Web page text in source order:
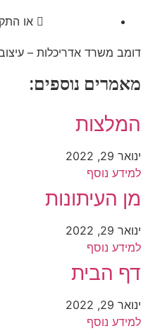
או התקשרו:
דומב משרד אדריכלות – עיצוב בית
מאמרים נוספים:
המלצות
ינואר 29, 2022
למידע נוסף
מן העיתונות
ינואר 29, 2022
למידע נוסף
דף הבית
ינואר 29, 2022
למידע נוסף